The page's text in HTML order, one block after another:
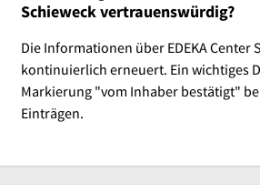
Schieweck vertrauenswürdig?
Die Informationen über EDEKA Center
kontinuierlich erneuert. Ein wichtiges
Markierung "vom Inhaber bestätigt"
Einträgen.